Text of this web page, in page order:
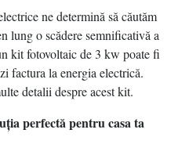
ne determină să căutăm
lung o scădere semnificativă a
kit fotovoltaic de 3 kw poate fi
factura la energia electrică.
detalii despre acest kit.
perfectă pentru casa ta